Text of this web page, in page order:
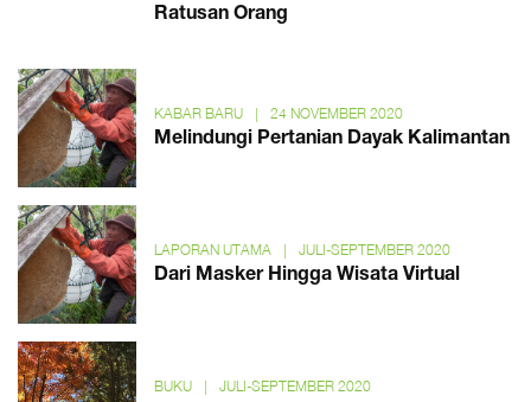
Ratusan Orang
KABAR BARU | 24 NOVEMBER 2020
Melindungi Pertanian Dayak Kalimantan
LAPORAN UTAMA | JULI-SEPTEMBER 2020
Dari Masker Hingga Wisata Virtual
BUKU | JULI-SEPTEMBER 2020